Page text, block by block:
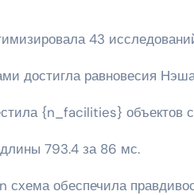
43
достигла равновесия
{n_facilities} объектов
793.4 за 86 мс.
обеспечила